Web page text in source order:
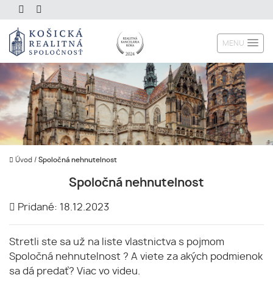
MENU
Úvod / Spoločná nehnutelnost
Spoločná nehnutelnost
Pridané: 18.12.2023
Stretli ste sa už na liste vlastnictva s pojmom
Spoločná nehnutelnost ? A viete za akých podmienok
sa dá predať? Viac vo videu.